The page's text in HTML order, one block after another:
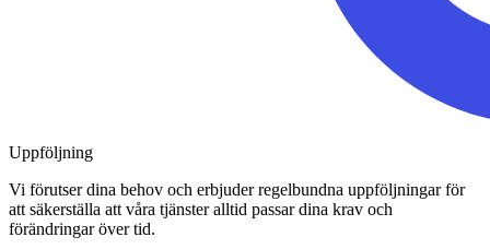
Uppföljning
Vi förutser dina behov och erbjuder regelbundna uppföljningar för
att säkerställa att våra tjänster alltid passar dina krav och
förändringar över tid.